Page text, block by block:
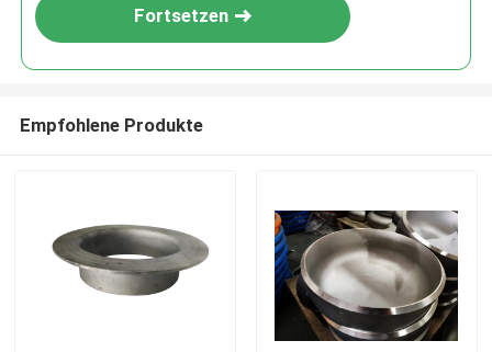
Fortsetzen
Empfohlene Produkte